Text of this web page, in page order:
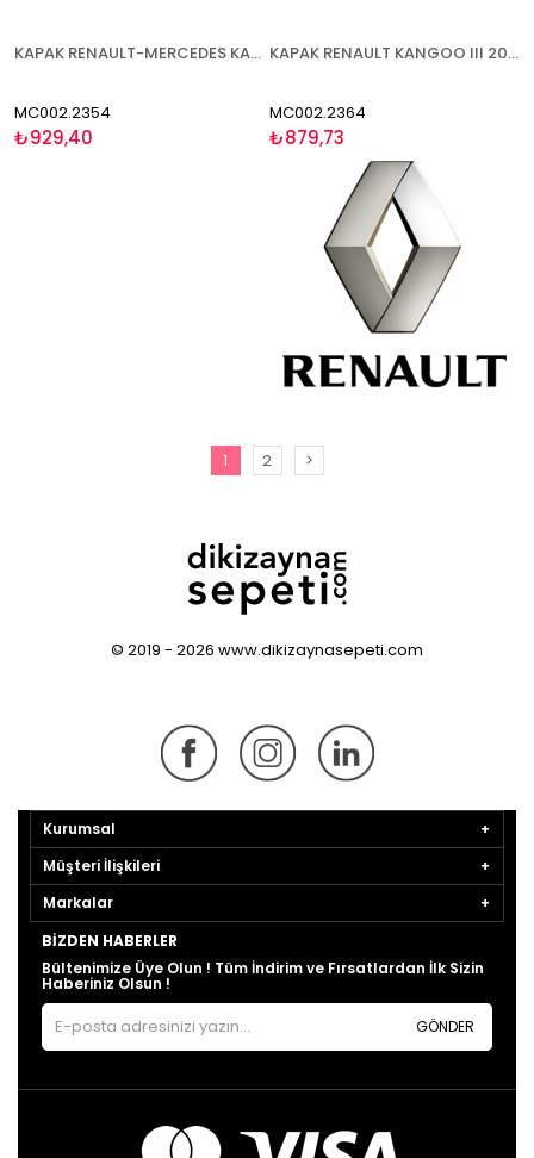
KAPAK RENAULT-MERCEDES KANGOO-CİTAN W145 2013- ASTARLI SOL
MC002.2354
₺929,40
KAPAK RENAULT KANGOO III 2008-2013 SOL
MC002.2364
₺879,73
1 2 >
© 2019 - 2026 www.dikizaynasepeti.com
Kurumsal
Müşteri İlişkileri
Markalar
BIZDEN HABERLER
Bültenimize Üye Olun ! Tüm İndirim ve Fırsatlardan İlk Sizin
Haberiniz Olsun !
GÖNDER